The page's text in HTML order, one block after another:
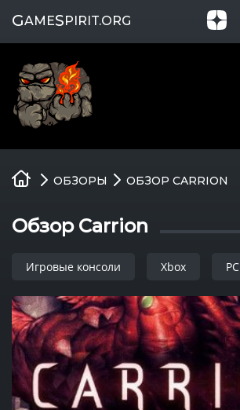
GAMESPIRIT.ORG
Игры
Компании
ОБЗОРЫ ОБЗОР CARRION
Обзор Carrion
Игровые консоли Xbox PC